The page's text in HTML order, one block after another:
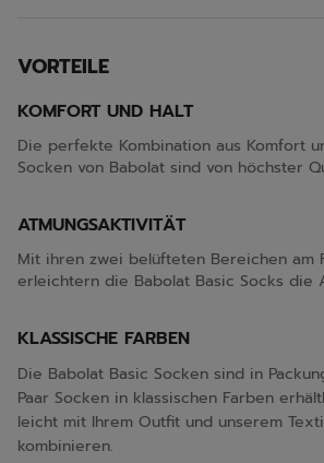
VORTEILE
KOMFORT UND HALT
Die perfekte Kombination aus Komfort
Socken von Babolat sind von höchster
ATMUNGSAKTIVITÄT
Mit ihren zwei belüfteten Bereichen am
erleichtern die Babolat Basic Socks die
KLASSISCHE FARBEN
Die Babolat Basic Socken sind in
Paar Socken in klassischen Farben
leicht mit Ihrem Outfit und unserem
kombinieren.